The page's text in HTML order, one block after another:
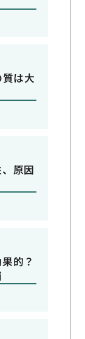
は大
原因
的？